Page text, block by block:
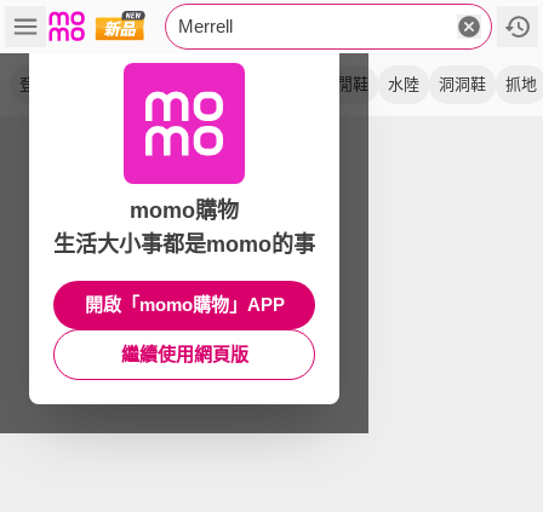
Merrell
登山鞋 休閒鞋 水陸 洞洞鞋 抓地
momo購物
生活大小事都是momo的事
開啟「momo購物」APP
繼續使用網頁版